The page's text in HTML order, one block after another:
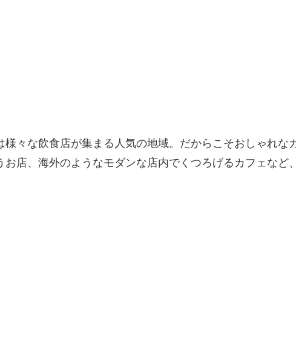
々な飲食店が集まる人気の地域。だからこそおしゃれな
店、海外のようなモダンな店内でくつろげるカフェなど